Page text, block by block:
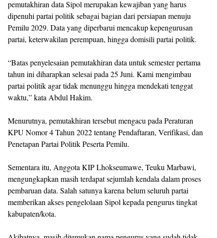
pemutakhiran data Sipol merupakan kewajiban yang harus
dipenuhi partai politik sebagai bagian dari persiapan menuju
Pemilu 2029. Data yang diperbarui mencakup kepengurusan
partai, keterwakilan perempuan, hingga domisili partai politik.
“Batas penyelesaian pemutakhiran data untuk semester pertama
tahun ini diharapkan selesai pada 25 Juni. Kami mengimbau
partai politik agar tidak menunggu hingga mendekati tenggat
waktu,” kata Abdul Hakim.
Menurutnya, pemutakhiran tersebut mengacu pada Peraturan
KPU Nomor 4 Tahun 2022 tentang Pendaftaran, Verifikasi, dan
Penetapan Partai Politik Peserta Pemilu.
Sementara itu, Anggota KIP Lhokseumawe, Teuku Marbawi,
mengungkapkan masih terdapat sejumlah kendala dalam proses
pembaruan data. Salah satunya karena belum seluruh partai
memberikan akses pengelolaan Sipol kepada pengurus tingkat
kabupaten/kota.